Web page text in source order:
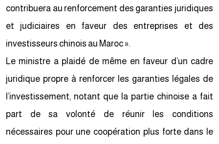
contribuera au renforcement des garanties juridiques
et judiciaires en faveur des entreprises et des
investisseurs chinois au Maroc ».
Le ministre a plaidé de même en faveur d’un cadre
juridique propre à renforcer les garanties légales de
l’investissement, notant que la partie chinoise a fait
part de sa volonté de réunir les conditions
nécessaires pour une coopération plus forte dans le